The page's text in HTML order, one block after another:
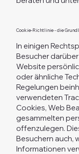
Cookie-Richtlinie - die
In einigen
Besucher
Website
oder ähnliche
Regelungen
verwendeten
Cookies, Web
gesammelten
offenzulegen.
Besuchern auch,
Informationen